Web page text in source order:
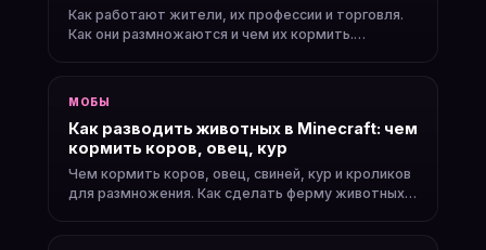
Как работают жители, их профессии и торговля.
Как они размножаются и чем их кормить.
МОБЫ
Как разводить животных в Minecraft: чем
кормить коров, овец, кур
Чем кормить коров, овец, свиней, кур и кроликов
для размножения. Как сделать ферму животных и